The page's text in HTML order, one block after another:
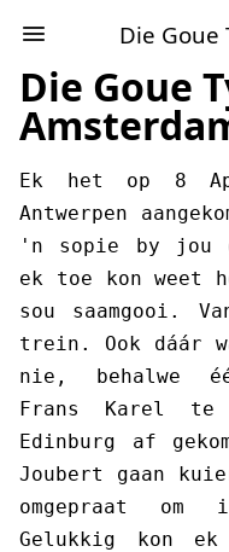
Die Goue
Die Goue
Ek het op 8
Antwerpen
'n sopie by jou
ek toe kon weet
sou saamgooi.
trein. Ook dáár
nie, behalwe
Frans Karel te
Edinburg af
Joubert gaan
omgepraat
Gelukkig kon ek